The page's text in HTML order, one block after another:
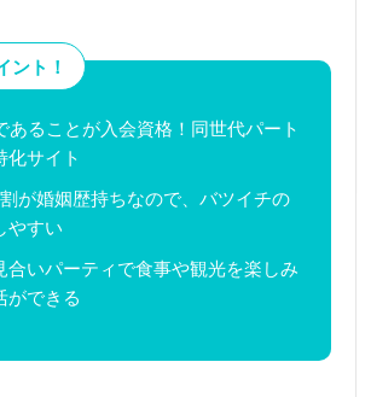
ント！
あることが入会資格！同世代パート
化サイト
が婚姻歴持ちなので、バツイチの
やすい
合いパーティで食事や観光を楽しみ
ができる